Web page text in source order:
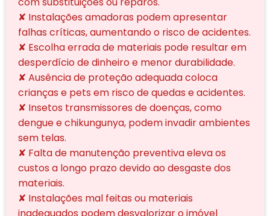
✘ Instalações amadoras podem apresentar
falhas críticas, aumentando o risco de acidentes.
✘ Escolha errada de materiais pode resultar em
desperdício de dinheiro e menor durabilidade.
✘ Ausência de proteção adequada coloca
crianças e pets em risco de quedas e acidentes.
✘ Insetos transmissores de doenças, como
dengue e chikungunya, podem invadir ambientes
sem telas.
✘ Falta de manutenção preventiva eleva os
custos a longo prazo devido ao desgaste dos
materiais.
✘ Instalações mal feitas ou materiais
inadequados podem desvalorizar o imóvel